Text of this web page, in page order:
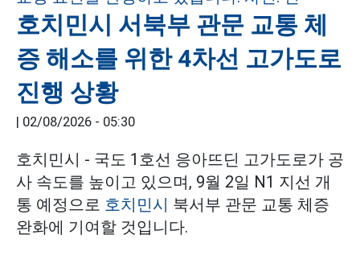
호치민시 서북부 관문 교통 체
증 해소를 위한 4차선 고가도로
진행 상황
02/08/2026 - 05:30
호치민시 - 국도 1호선 응아뜨딘 고가도로가 공
사 속도를 높이고 있으며, 9월 2일 N1 지선 개
통 예정으로 호치민시 북서부 관문 교통 체증
완화에 기여할 것입니다.